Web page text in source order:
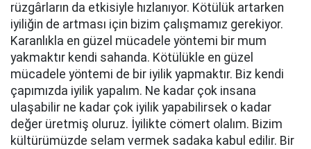
rüzgârların da etkisiyle hızlanıyor. Kötülük artarken
iyiliğin de artması için bizim çalışmamız gerekiyor.
Karanlıkla en güzel mücadele yöntemi bir mum
yakmaktır kendi sahanda. Kötülükle en güzel
mücadele yöntemi de bir iyilik yapmaktır. Biz kendi
çapımızda iyilik yapalım. Ne kadar çok insana
ulaşabilir ne kadar çok iyilik yapabilirsek o kadar
değer üretmiş oluruz. İyilikte cömert olalım. Bizim
kültürümüzde selam vermek sadaka kabul edilir. Bir